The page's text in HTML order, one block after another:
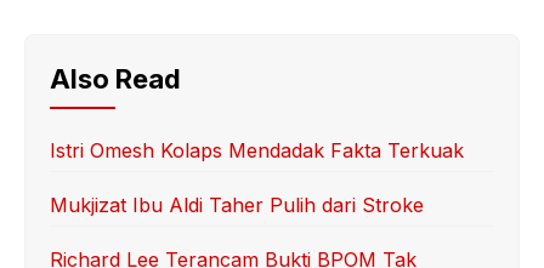
Also Read
Istri Omesh Kolaps Mendadak Fakta Terkuak
Mukjizat Ibu Aldi Taher Pulih dari Stroke
Richard Lee Terancam Bukti BPOM Tak